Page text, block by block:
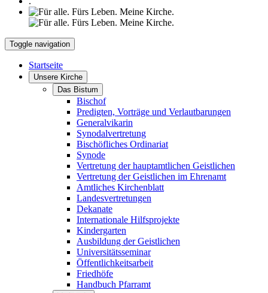
Toggle navigation
Startseite
Unsere Kirche
Das Bistum
Bischof
Predigten, Vorträge und Verlautbarungen
Generalvikarin
Synodalvertretung
Bischöfliches Ordinariat
Synode
Vertretung der hauptamtlichen Geistlichen
Vertretung der Geistlichen im Ehrenamt
Amtliches Kirchenblatt
Landesvertretungen
Dekanate
Internationale Hilfsprojekte
Kindergarten
Ausbildung der Geistlichen
Universitätsseminar
Öffentlichkeitsarbeit
Friedhöfe
Handbuch Pfarramt